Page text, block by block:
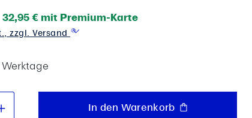
32,95 € mit Premium-Karte
zzgl. Versand
Gib den gewünschten
In den Warenkorb